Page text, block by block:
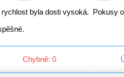
byla dosti vysoká. Pokusy o
Chybně: 0